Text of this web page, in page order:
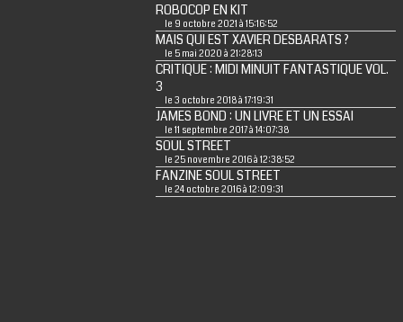
ROBOCOP EN KIT
le 9 octobre 2021 à 15:16:52
MAIS QUI EST XAVIER DESBARATS ?
le 5 mai 2020 à 21:28:13
CRITIQUE : MIDI MINUIT FANTASTIQUE VOL.
3
le 3 octobre 2018 à 17:19:31
JAMES BOND : UN LIVRE ET UN ESSAI
le 11 septembre 2017 à 14:07:38
SOUL STREET
le 25 novembre 2016 à 12:38:52
FANZINE SOUL STREET
le 24 octobre 2016 à 12:09:31